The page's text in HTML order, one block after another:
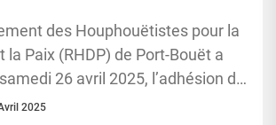
des Houphouëtistes pour la
la Paix (RHDP) de Port-Bouët a
26 avril 2025, l’adhésion de
politiques...
2025